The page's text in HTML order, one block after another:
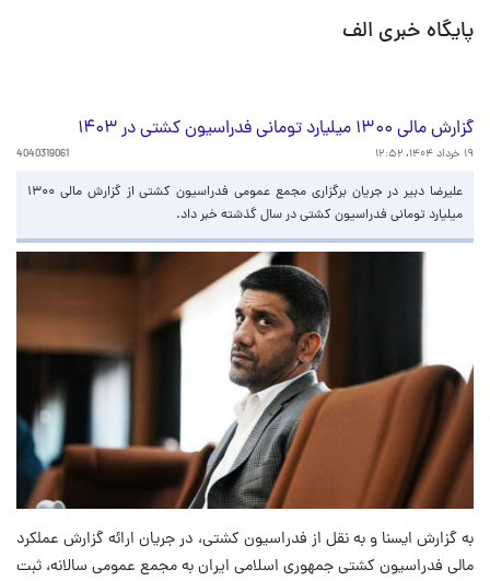
پایگاه خبری الف
گزارش مالی ۱۳۰۰ میلیارد تومانی فدراسیون کشتی در ۱۴۰۳
۱۹ خرداد ۱۴۰۴، ۱۲:۵۲ 4040319061
علیرضا دبیر در جریان برگزاری مجمع عمومی فدراسیون کشتی از گزارش مالی ۱۳۰۰
میلیارد تومانی فدراسیون کشتی در سال گذشته خبر داد.
به گزارش ایسنا و به نقل از فدراسیون کشتی، در جریان ارائه گزارش عملکرد
مالی فدراسیون کشتی جمهوری اسلامی ایران به مجمع عمومی سالانه، ثبت